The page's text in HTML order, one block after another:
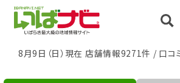
8月9日（日）現在 店舗情報9271件 / 口